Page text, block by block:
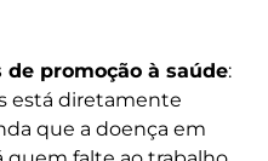
promoção à saúde:
está diretamente
que a doença em